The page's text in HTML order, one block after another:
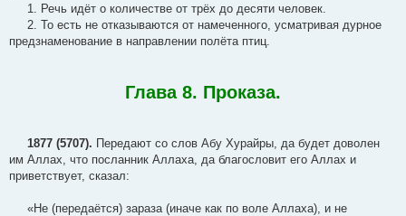
1. Речь идёт о количестве от трёх до десяти человек.
2. То есть не отказываются от намеченного, усматривая дурное
предзнаменование в направлении полёта птиц.
Глава 8. Проказа.
1877 (5707). Передают со слов Абу Хурайры, да будет доволен
им Аллах, что посланник Аллаха, да благословит его Аллах и
приветствует, сказал:
«Не (передаётся) зараза (иначе как по воле Аллаха), и не